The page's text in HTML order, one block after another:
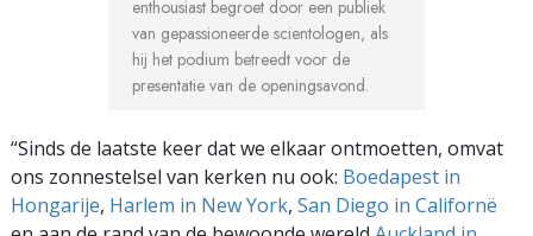
enthousiast begroet door een publiek
van gepassioneerde scientologen, als
hij het podium betreedt voor de
presentatie van de openingsavond.
“Sinds de laatste keer dat we elkaar ontmoetten, omvat
ons zonnestelsel van kerken nu ook: Boedapest in
Hongarije, Harlem in New York, San Diego in Californë